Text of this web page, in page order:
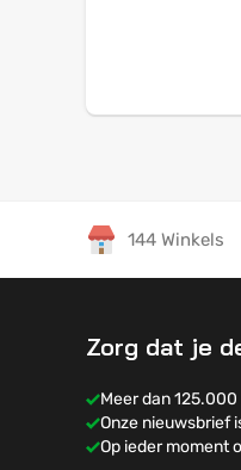
144 Winkels
Zorg dat je
Meer dan
Onze nieuwsbrief
Op ieder moment